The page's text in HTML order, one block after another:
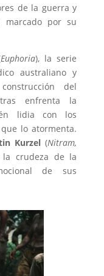
de la guerra y
por su
Euphoria), la serie
australiano y
del
enfrenta la
lidia con los
lo atormenta.
Kurzel (Nitram,
crudeza de la
de sus